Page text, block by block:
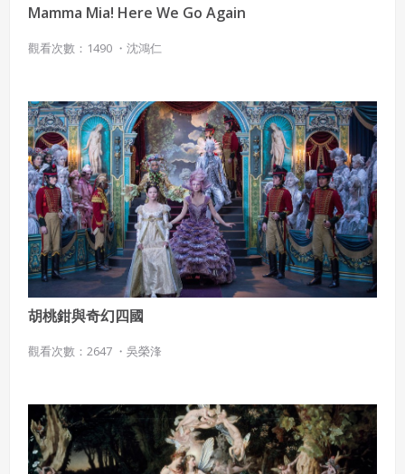
Mamma Mia! Here We Go Again
觀看次數：1490 ・ 沈鴻仁
胡桃鉗與奇幻四國
觀看次數：2647 ・ 吳榮浲